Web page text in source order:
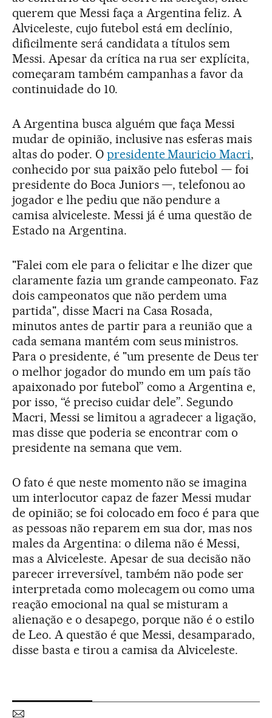
querem que Messi faça a Argentina feliz. A
Alviceleste, cujo futebol está em declínio,
dificilmente será candidata a títulos sem
Messi. Apesar da crítica na rua ser explícita,
começaram também campanhas a favor da
continuidade do 10.
A Argentina busca alguém que faça Messi
mudar de opinião, inclusive nas esferas mais
altas do poder. O presidente Mauricio Macri,
conhecido por sua paixão pelo futebol — foi
presidente do Boca Juniors —, telefonou ao
jogador e lhe pediu que não pendure a
camisa alviceleste. Messi já é uma questão de
Estado na Argentina.
"Falei com ele para o felicitar e lhe dizer que
claramente fazia um grande campeonato. Faz
dois campeonatos que não perdem uma
partida", disse Macri na Casa Rosada,
minutos antes de partir para a reunião que a
cada semana mantém com seus ministros.
Para o presidente, é "um presente de Deus ter
o melhor jogador do mundo em um país tão
apaixonado por futebol” como a Argentina e,
por isso, “é preciso cuidar dele”. Segundo
Macri, Messi se limitou a agradecer a ligação,
mas disse que poderia se encontrar com o
presidente na semana que vem.
O fato é que neste momento não se imagina
um interlocutor capaz de fazer Messi mudar
de opinião; se foi colocado em foco é para que
as pessoas não reparem em sua dor, mas nos
males da Argentina: o dilema não é Messi,
mas a Alviceleste. Apesar de sua decisão não
parecer irreversível, também não pode ser
interpretada como molecagem ou como uma
reação emocional na qual se misturam a
alienação e o desapego, porque não é o estilo
de Leo. A questão é que Messi, desamparado,
disse basta e tirou a camisa da Alviceleste.